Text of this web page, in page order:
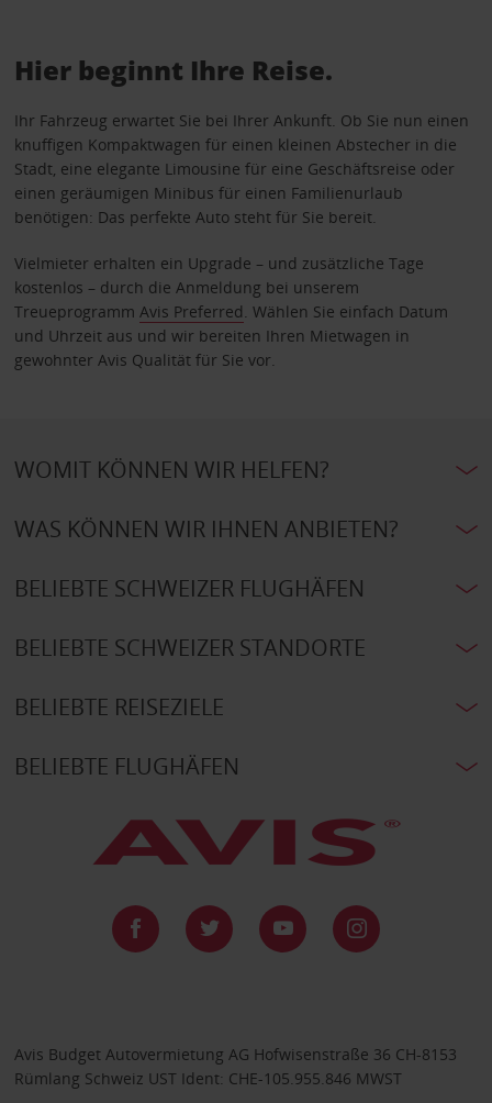
Hier beginnt Ihre Reise.
Ihr Fahrzeug erwartet Sie bei Ihrer Ankunft. Ob Sie nun einen
knuffigen Kompaktwagen für einen kleinen Abstecher in die
Stadt, eine elegante Limousine für eine Geschäftsreise oder
einen geräumigen Minibus für einen Familienurlaub
benötigen: Das perfekte Auto steht für Sie bereit.
Vielmieter erhalten ein Upgrade – und zusätzliche Tage
kostenlos – durch die Anmeldung bei unserem
Treueprogramm Avis Preferred . Wählen Sie einfach Datum
und Uhrzeit aus und wir bereiten Ihren Mietwagen in
gewohnter Avis Qualität für Sie vor.
WOMIT KÖNNEN WIR HELFEN?
WAS KÖNNEN WIR IHNEN ANBIETEN?
BELIEBTE SCHWEIZER FLUGHÄFEN
BELIEBTE SCHWEIZER STANDORTE
BELIEBTE REISEZIELE
BELIEBTE FLUGHÄFEN
Avis Budget Autovermietung AG Hofwisenstraße 36 CH-8153
Rümlang Schweiz UST Ident: CHE-105.955.846 MWST